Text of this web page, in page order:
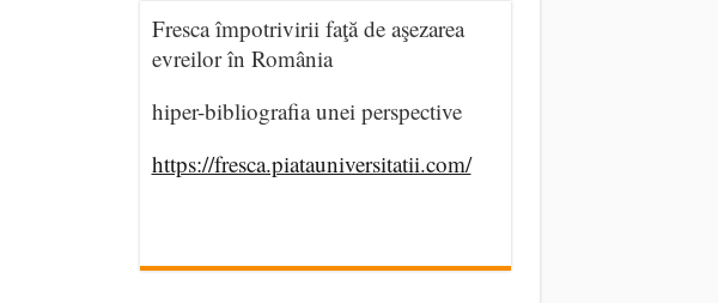
Fresca împotrivirii faţă de aşezarea
evreilor în România
hiper-bibliografia unei perspective
https://fresca.piatauniversitatii.com/